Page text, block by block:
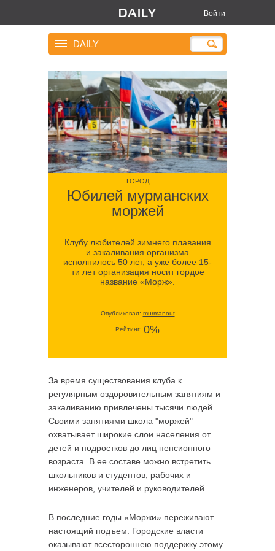
Войти
DAILY
ГОРОД
Юбилей мурманских
моржей
Клубу любителей зимнего плавания
и закаливания организма
исполнилось 50 лет, а уже более 15-
ти лет организация носит гордое
название «Морж».
Опубликовал: murmanout
Рейтинг: 0%
За время существования клуба к
регулярным оздоровительным занятиям и
закаливанию привлечены тысячи людей.
Своими занятиями школа "моржей"
охватывает широкие слои населения от
детей и подростков до лиц пенсионного
возраста. В ее составе можно встретить
школьников и студентов, рабочих и
инженеров, учителей и руководителей.
В последние годы «Моржи» переживают
настоящий подъем. Городские власти
оказывают всестороннею поддержку этому